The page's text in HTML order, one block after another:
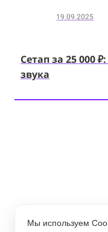
Мы используем
19.09.2025
Сетап за 25 000
звука